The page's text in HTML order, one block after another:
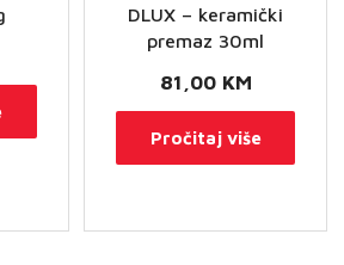
DLUX – keramički
premaz 30ml
81,00 KM
Pročitaj više